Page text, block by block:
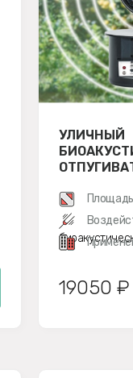
УЛИЧНЫЙ
LS-2021
19050 ₽